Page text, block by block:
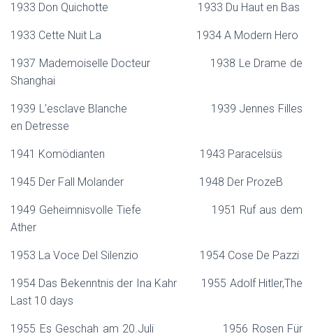
1933 Don Quichotte 1933 Du Haut en Bas
1933 Cette Nuit La 1934 A Modern Hero
1937 Mademoiselle Docteur 1938 Le Drame de
Shanghai
1939 L’esclave Blanche 1939 Jennes Filles
en Detresse
1941 Komödianten 1943 Paracelsüs
1945 Der Fall Molander 1948 Der ProzeB
1949 Geheimnisvolle Tiefe 1951 Ruf aus dem
Ather
1953 La Voce Del Silenzio 1954 Cose De Pazzi
1954 Das Bekenntnis der Ina Kahr 1955 Adolf Hitler,The
Last 10 days
1955 Es Geschah am 20.Juli 1956 Rosen Für